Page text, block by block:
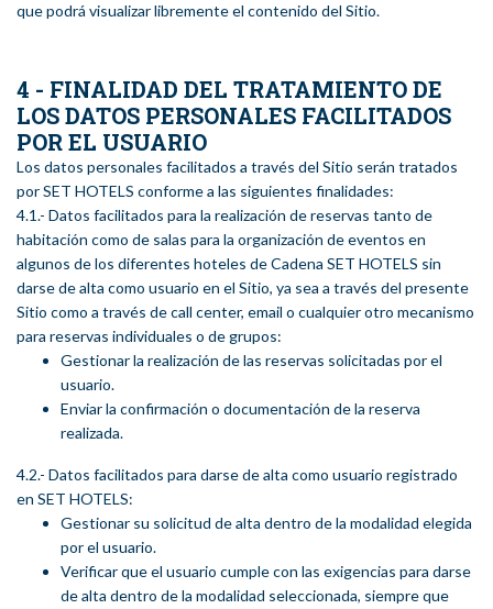
que podrá visualizar libremente el contenido del Sitio.
4 - FINALIDAD DEL TRATAMIENTO DE
LOS DATOS PERSONALES FACILITADOS
POR EL USUARIO
Los datos personales facilitados a través del Sitio serán tratados
por SET HOTELS conforme a las siguientes finalidades:
4.1.- Datos facilitados para la realización de reservas tanto de
habitación como de salas para la organización de eventos en
algunos de los diferentes hoteles de Cadena SET HOTELS sin
darse de alta como usuario en el Sitio, ya sea a través del presente
Sitio como a través de call center, email o cualquier otro mecanismo
para reservas individuales o de grupos:
Gestionar la realización de las reservas solicitadas por el
usuario.
Enviar la confirmación o documentación de la reserva
realizada.
4.2.- Datos facilitados para darse de alta como usuario registrado
en SET HOTELS:
Gestionar su solicitud de alta dentro de la modalidad elegida
por el usuario.
Verificar que el usuario cumple con las exigencias para darse
de alta dentro de la modalidad seleccionada, siempre que